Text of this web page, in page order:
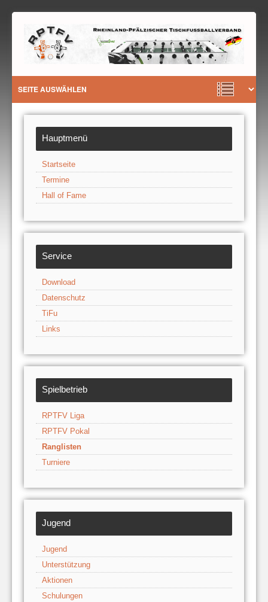
Hauptmenü
Startseite
Termine
Hall of Fame
Service
Download
Datenschutz
TiFu
Links
Spielbetrieb
RPTFV Liga
RPTFV Pokal
Ranglisten
Turniere
Jugend
Jugend
Unterstützung
Aktionen
Schulungen